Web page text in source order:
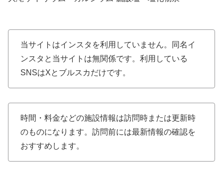
当サイトはインスタを利用していません。同名イ
ンスタと当サイトは無関係です。利用している
SNSはXとブルスカだけです。
時間・料金などの施設情報は訪問時または更新時
のものになります。訪問前には最新情報の確認を
おすすめします。